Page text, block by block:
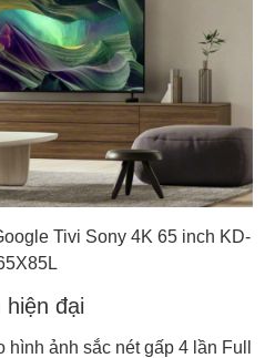
Tivi Sony 4K 65 inch KD-
hiện đại
ảnh sắc nét gấp 4 lần Full